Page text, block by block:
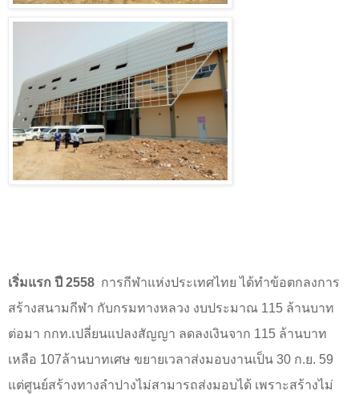
เริ่มแรก ปี 2558 การกีฬาแห่งประเทศไทย ได้ทำข้อตกลงการ
สร้างสนามกีฬา กับกรมทางหลวง งบประมาณ 115 ล้านบาท
ต่อมา กกท.เปลี่ยนแปลงสัญญา ลดลงเงินจาก 115 ล้านบาท
เหลือ 107ล้านบาทเศษ ขยายเวลาส่งมอบงานเป็น 30 ก.ย. 59
แต่ศูนย์สร้างทางลำปางไม่สามารถส่งมอบได้ เพราะสร้างไม่